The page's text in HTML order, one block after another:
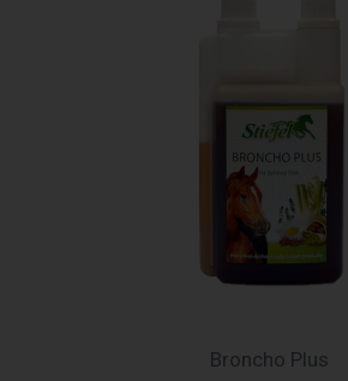
Broncho Plus